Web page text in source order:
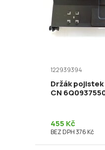
122939394
Držák pojistek
CN
455 Kč
BEZ DPH 376 Kč